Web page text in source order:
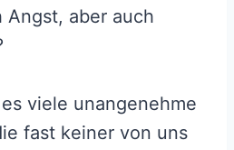
aber auch
viele unangenehme
fast keiner von uns